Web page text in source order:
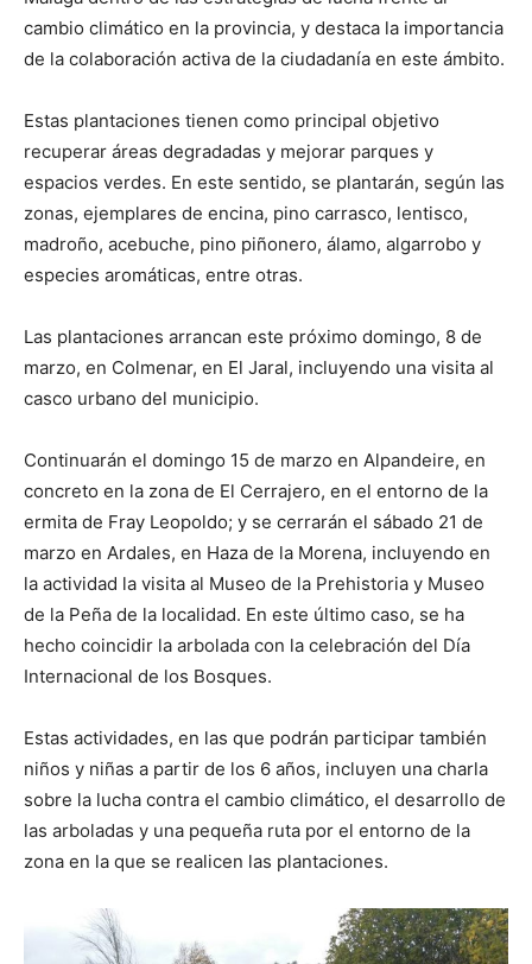
cambio climático en la provincia, y destaca la importancia
de la colaboración activa de la ciudadanía en este ámbito.
Estas plantaciones tienen como principal objetivo
recuperar áreas degradadas y mejorar parques y
espacios verdes. En este sentido, se plantarán, según las
zonas, ejemplares de encina, pino carrasco, lentisco,
madroño, acebuche, pino piñonero, álamo, algarrobo y
especies aromáticas, entre otras.
Las plantaciones arrancan este próximo domingo, 8 de
marzo, en Colmenar, en El Jaral, incluyendo una visita al
casco urbano del municipio.
Continuarán el domingo 15 de marzo en Alpandeire, en
concreto en la zona de El Cerrajero, en el entorno de la
ermita de Fray Leopoldo; y se cerrarán el sábado 21 de
marzo en Ardales, en Haza de la Morena, incluyendo en
la actividad la visita al Museo de la Prehistoria y Museo
de la Peña de la localidad. En este último caso, se ha
hecho coincidir la arbolada con la celebración del Día
Internacional de los Bosques.
Estas actividades, en las que podrán participar también
niños y niñas a partir de los 6 años, incluyen una charla
sobre la lucha contra el cambio climático, el desarrollo de
las arboladas y una pequeña ruta por el entorno de la
zona en la que se realicen las plantaciones.